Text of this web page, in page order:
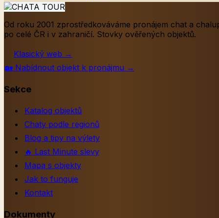
Od roku 2001 zprostředkováváme pronájem chat a
po celé ČR i v zahraničí. Stovky ověřených objektů.
Klasický web →
🏡 Nabídnout objekt k pronájmu →
Sekce
Katalog objektů
Chaty podle regionů
Blog a tipy na výlety
🔥 Last Minute slevy
Mapa s objekty
Jak to funguje
Kontakt
Dokumenty